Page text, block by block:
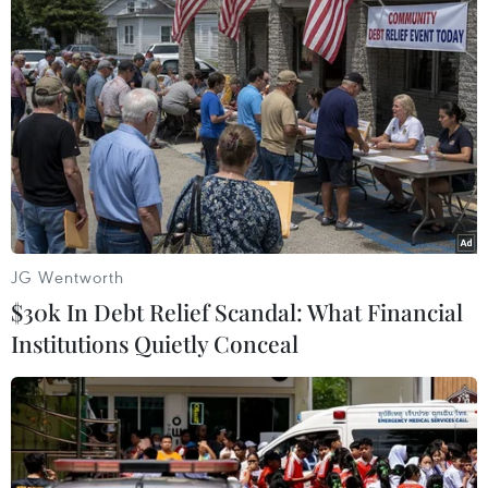
Theo dõi VietnamPlus
TIN LIÊN QUAN
JG Wentworth
$30k In Debt Relief Scandal: What Financial
Institutions Quietly Conceal